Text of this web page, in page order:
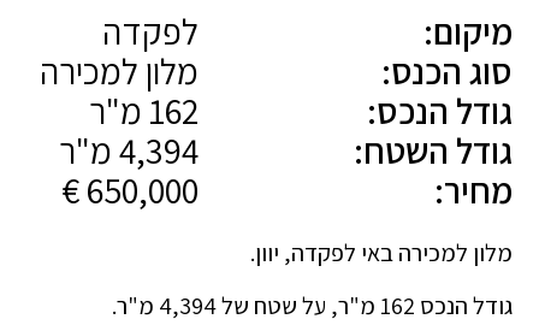
מיקום:
לפקדה
סוג הכנס:
מלון למכירה
גודל הנכס:
גודל השטח:
4,394 מ"ר
מחיר:
מלון למכירה באי לפקדה, יוון.
גודל הנכס 162 מ"ר, על שטח של 4,394 מ"ר.